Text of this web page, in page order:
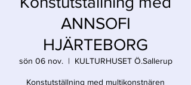
ANNSOFI
HJÄRTEBORG
sön 06 nov.
  |
KULTURHUSET Ö.Sallerup
Konstutställning med multikonstnären